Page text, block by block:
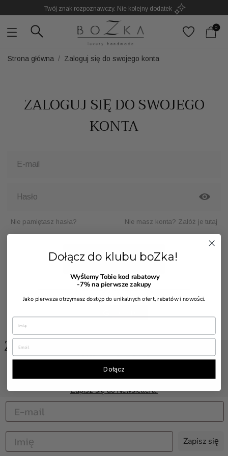
Twój znak rozpoznawczy. Nie kolejny dodatek
0
Strona główna Zaloguj się do swojego konta
ZALOGUJ SIĘ DO SWOJEGO
KONTA
Nie pamiętasz hasła? Nie masz konta? Załóż je tutaj
Zaloguj się
LUB zaloguj się za pomocą
Zapisz się do klubu boZka i odbierz
7% rabatu!
Tobie pierwszej wyślemy informacje o nowościach i rabatach.
Zapisz się do Newslettera.
Zapisz się
Dołącz do klubu boZka!
Wyślemy Tobie kod rabatowy
-7%na pierwsze zakupy
Jako pierwsza otrzymasz dostęp do unikalnych ofert, rabatów i nowości.
Dołącz